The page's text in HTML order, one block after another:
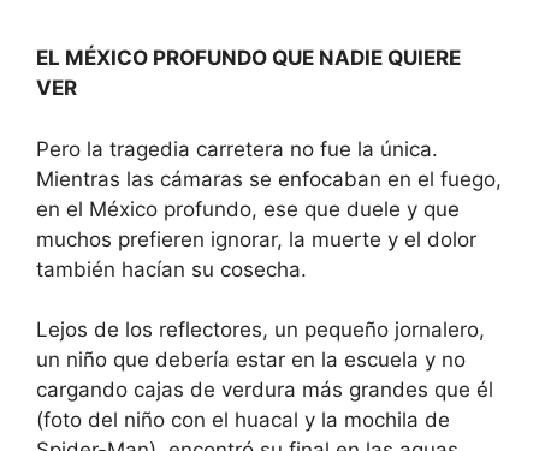
EL MÉXICO PROFUNDO QUE NADIE QUIERE
VER
Pero la tragedia carretera no fue la única.
Mientras las cámaras se enfocaban en el fuego,
en el México profundo, ese que duele y que
muchos prefieren ignorar, la muerte y el dolor
también hacían su cosecha.
Lejos de los reflectores, un pequeño jornalero,
un niño que debería estar en la escuela y no
cargando cajas de verdura más grandes que él
(foto del niño con el huacal y la mochila de